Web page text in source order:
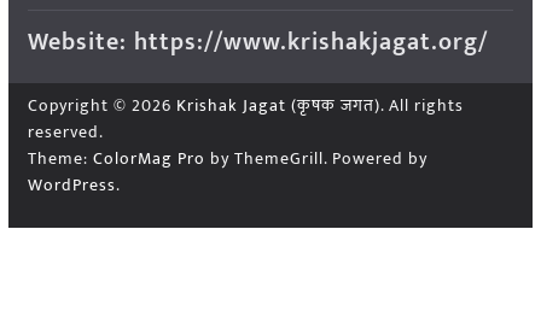
Website: https://www.krishakjagat.org/
Copyright © 2026 Krishak Jagat (कृषक जगत). All rights
reserved.
Theme: ColorMag Pro by ThemeGrill. Powered by
WordPress.